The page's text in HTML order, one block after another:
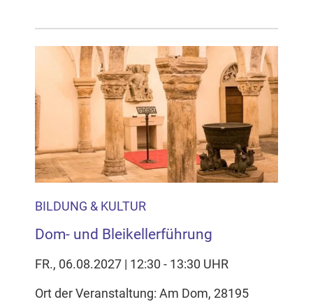
BILDUNG & KULTUR
Dom- und Bleikellerführung
FR., 06.08.2027 | 12:30 - 13:30 UHR
Ort der Veranstaltung: Am Dom, 28195